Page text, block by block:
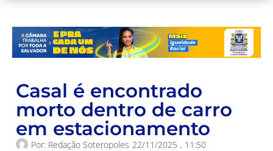
Casal é encontrado
morto dentro de carro
em estacionamento
Por: Redação Soteropoles 22/11/2025 , 11:50